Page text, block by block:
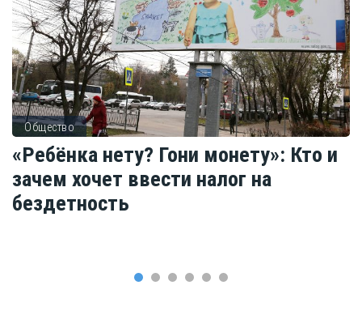
Общество
«Ребёнка нету? Гони монету»: Кто и
зачем хочет ввести налог на
бездетность